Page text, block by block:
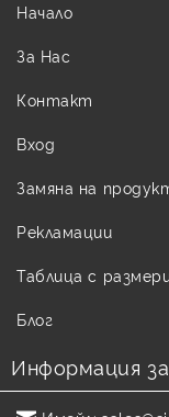
Начало
За Нас
Контакт
Вход
Замяна на
Рекламации
Таблица с
Блог
Информация